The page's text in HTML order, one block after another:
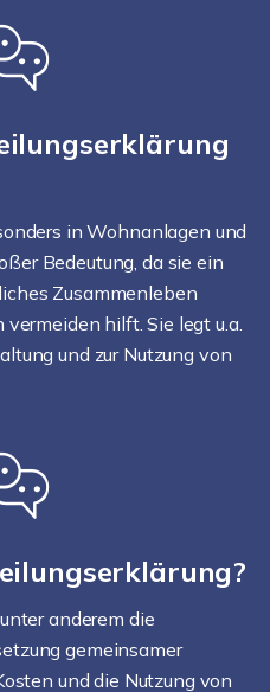
in Wohnanlagen und
Bedeutung, da sie ein
Zusammenleben
hilft. Sie legt u.a.
und zur Nutzung von
anderem die
gemeinsamer
und die Nutzung von